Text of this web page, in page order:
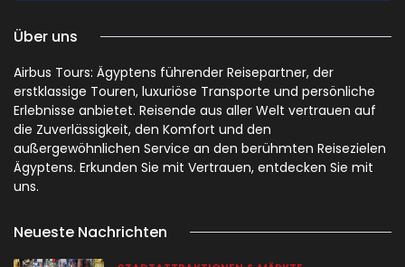
Über uns
Airbus Tours: Ägyptens führender Reisepartner, der
erstklassige Touren, luxuriöse Transporte und persönliche
Erlebnisse anbietet. Reisende aus aller Welt vertrauen auf
die Zuverlässigkeit, den Komfort und den
außergewöhnlichen Service an den berühmten Reisezielen
Ägyptens. Erkunden Sie mit Vertrauen, entdecken Sie mit
uns.
Neueste Nachrichten